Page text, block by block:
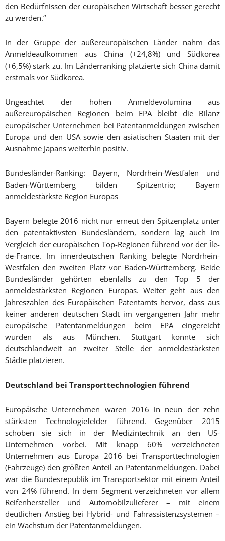
den Bedürfnissen der europäischen Wirtschaft besser gerecht
zu werden.“
In der Gruppe der außereuropäischen Länder nahm das
Anmeldeaufkommen aus China (+24,8%) und Südkorea
(+6,5%) stark zu. Im Länderranking platzierte sich China damit
erstmals vor Südkorea.
Ungeachtet der hohen Anmeldevolumina aus
außereuropäischen Regionen beim EPA bleibt die Bilanz
europäischer Unternehmen bei Patentanmeldungen zwischen
Europa und den USA sowie den asiatischen Staaten mit der
Ausnahme Japans weiterhin positiv.
Bundesländer-Ranking: Bayern, Nordrhein-Westfalen und
Baden-Württemberg bilden Spitzentrio; Bayern
anmeldestärkste Region Europas
Bayern belegte 2016 nicht nur erneut den Spitzenplatz unter
den patentaktivsten Bundesländern, sondern lag auch im
Vergleich der europäischen Top-Regionen führend vor der Île-
de-France. Im innerdeutschen Ranking belegte Nordrhein-
Westfalen den zweiten Platz vor Baden-Württemberg. Beide
Bundesländer gehörten ebenfalls zu den Top 5 der
anmeldestärksten Regionen Europas. Weiter geht aus den
Jahreszahlen des Europäischen Patentamts hervor, dass aus
keiner anderen deutschen Stadt im vergangenen Jahr mehr
europäische Patentanmeldungen beim EPA eingereicht
wurden als aus München. Stuttgart konnte sich
deutschlandweit an zweiter Stelle der anmeldestärksten
Städte platzieren.
Deutschland bei Transporttechnologien führend
Europäische Unternehmen waren 2016 in neun der zehn
stärksten Technologiefelder führend. Gegenüber 2015
schoben sie sich in der Medizintechnik an den US-
Unternehmen vorbei. Mit knapp 60% verzeichneten
Unternehmen aus Europa 2016 bei Transporttechnologien
(Fahrzeuge) den größten Anteil an Patentanmeldungen. Dabei
war die Bundesrepublik im Transportsektor mit einem Anteil
von 24% führend. In dem Segment verzeichneten vor allem
Reifenhersteller und Automobilzulieferer – mit einem
deutlichen Anstieg bei Hybrid- und Fahrassistenzsystemen –
ein Wachstum der Patentanmeldungen.